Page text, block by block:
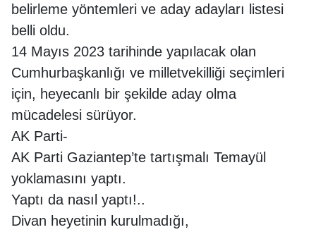
belirleme yöntemleri ve aday adayları listesi
belli oldu.
14 Mayıs 2023 tarihinde yapılacak olan
Cumhurbaşkanlığı ve milletvekilliği seçimleri
için, heyecanlı bir şekilde aday olma
mücadelesi sürüyor.
AK Parti-
AK Parti Gaziantep’te tartışmalı Temayül
yoklamasını yaptı.
Yaptı da nasıl yaptı!..
Divan heyetinin kurulmadığı,